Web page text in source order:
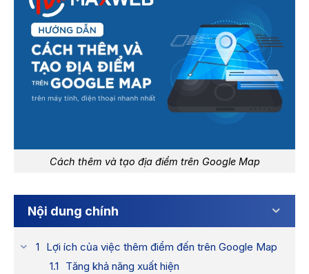
Cách thêm và tạo địa điểm trên Google Map
Nội dung chính
Lợi ích của việc thêm điểm đến trên Google Map
Tăng khả năng xuất hiện